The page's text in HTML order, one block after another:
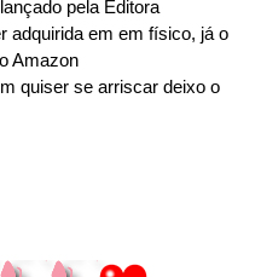
pela Editora
adquirida em em físico, já o
Amazon
quiser se arriscar deixo o